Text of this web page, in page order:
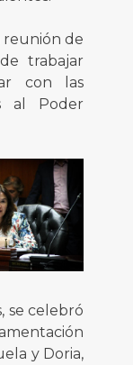
reunión de
trabajar
con las
al Poder
se celebró
y Doria,